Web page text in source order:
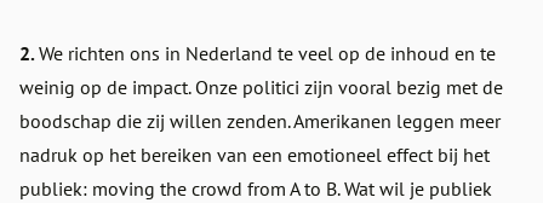
2.We richten ons in Nederland te veel op de inhoud en te
weinig op de impact. Onze politici zijn vooral bezig met de
boodschap die zij willen zenden. Amerikanen leggen meer
nadruk op het bereiken van een emotioneel effect bij het
publiek: moving the crowd from A to B. Wat wil je publiek